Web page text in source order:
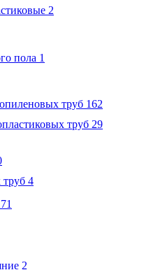
2
пола 1
труб 162
труб 29
4
2